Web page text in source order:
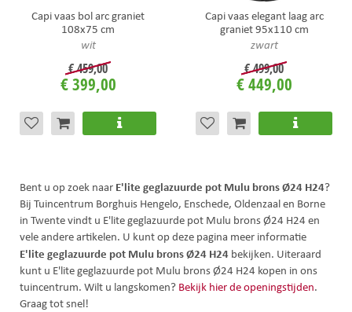
Capi vaas bol arc graniet
108x75 cm
wit
€459,00
€399,00
Capi vaas elegant laag arc
graniet 95x110 cm
zwart
€499,00
€449,00
Bent u op zoek naar E'lite geglazuurde pot Mulu brons Ø24 H24?
Bij Tuincentrum Borghuis Hengelo, Enschede, Oldenzaal en Borne
in Twente vindt u E'lite geglazuurde pot Mulu brons Ø24 H24 en
vele andere artikelen. U kunt op deze pagina meer informatie
E'lite geglazuurde pot Mulu brons Ø24 H24 bekijken. Uiteraard
kunt u E'lite geglazuurde pot Mulu brons Ø24 H24 kopen in ons
tuincentrum. Wilt u langskomen? Bekijk hier de openingstijden.
Graag tot snel!